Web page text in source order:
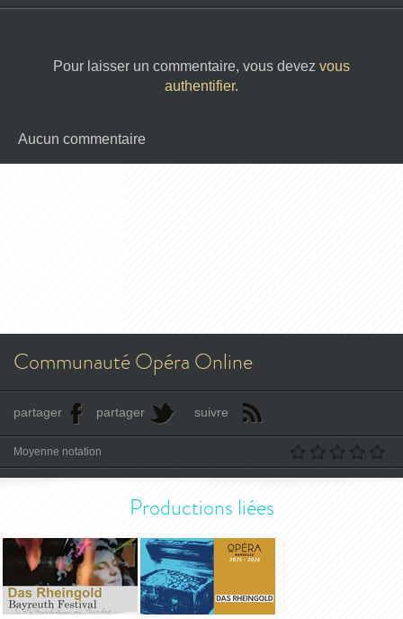
Pour laisser un commentaire, vous devez vous
authentifier.
Aucun commentaire
Communauté Opéra Online
partager partager suivre
Moyenne notation
Productions liées